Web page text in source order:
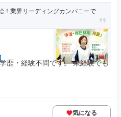
！業界リーディングカンパニーで
歴・経験不問です。 未経験でも
気になる